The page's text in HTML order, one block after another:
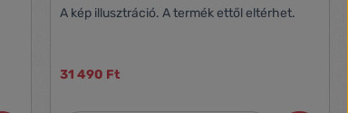
A kép illusztráció. A termék ettől eltérhet.
31 490 Ft